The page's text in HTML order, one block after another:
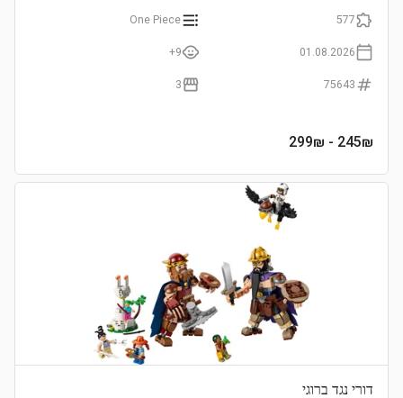
577
One Piece
01.08.2026
9+
75643
3
245₪
- 299₪
דורי נגד ברוגי